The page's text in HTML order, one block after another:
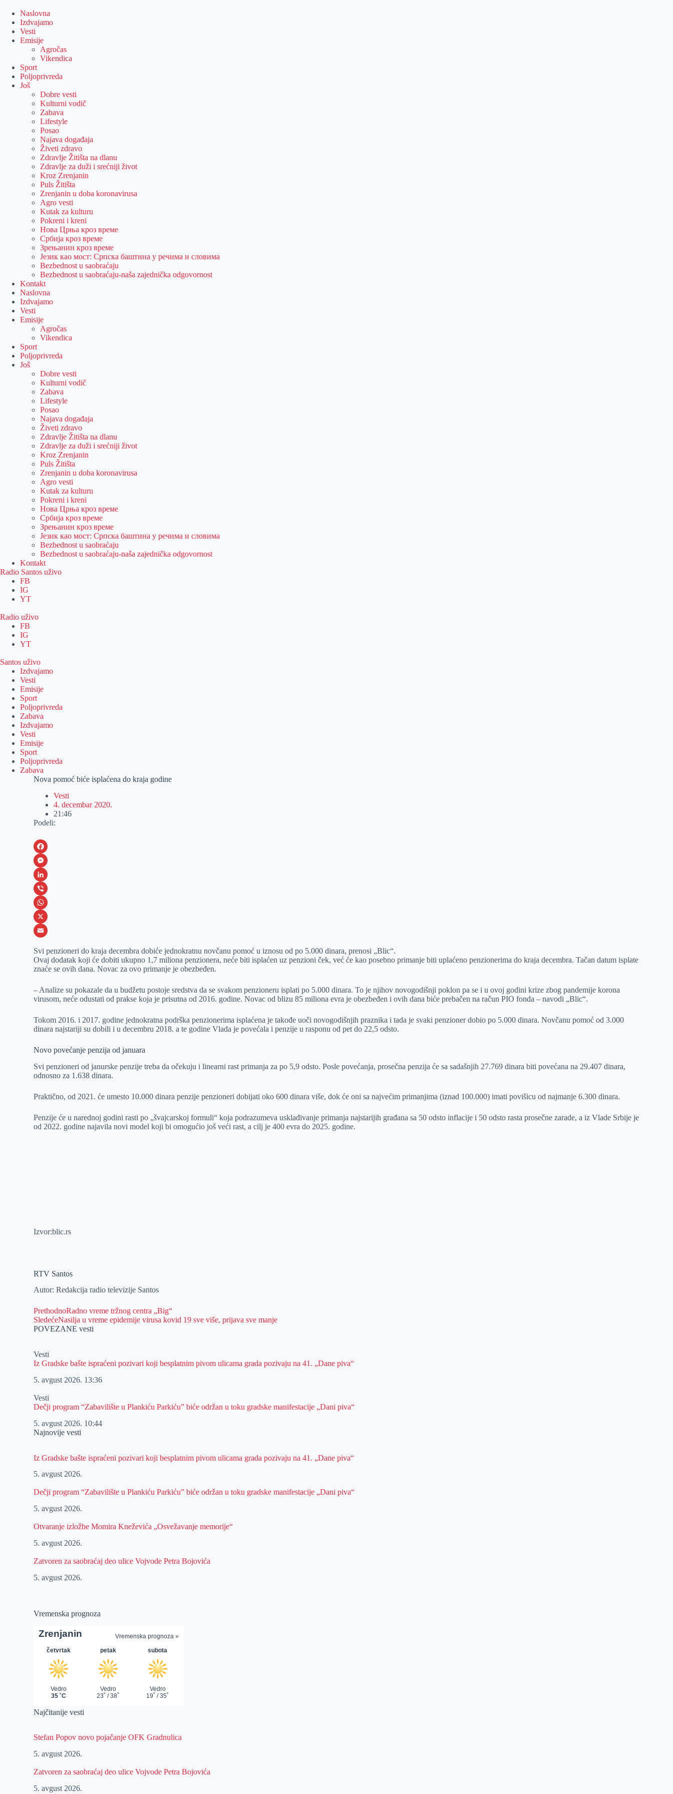
content
Naslovna
Izdvajamo
Vesti
Emisije
Agročas
Vikendica
Sport
Poljoprivreda
Još
Dobre vesti
Kulturni vodič
Zabava
Lifestyle
Posao
Najava događaja
Živeti zdravo
Zdravlje Žitišta na dlanu
Zdravlje za duži i srećniji život
Kroz Zrenjanin
Puls Žitišta
Zrenjanin u doba koronavirusa
Agro vesti
Kutak za kulturu
Pokreni i kreni
Нова Црња кроз време
Србија кроз време
Зрењанин кроз време
Језик као мост: Српска баштина у речима и словима
Bezbednost u saobraćaju
Bezbednost u saobraćaju-naša zajednička odgovornost
Kontakt
Naslovna
Izdvajamo
Vesti
Emisije
Agročas
Vikendica
Sport
Poljoprivreda
Još
Dobre vesti
Kulturni vodič
Zabava
Lifestyle
Posao
Najava događaja
Živeti zdravo
Zdravlje Žitišta na dlanu
Zdravlje za duži i srećniji život
Kroz Zrenjanin
Puls Žitišta
Zrenjanin u doba koronavirusa
Agro vesti
Kutak za kulturu
Pokreni i kreni
Нова Црња кроз време
Србија кроз време
Зрењанин кроз време
Језик као мост: Српска баштина у речима и словима
Bezbednost u saobraćaju
Bezbednost u saobraćaju-naša zajednička odgovornost
Kontakt
Radio Santos uživo
FB
IG
YT
Radio uživo
FB
IG
YT
Santos uživo
Izdvajamo
Vesti
Emisije
Sport
Poljoprivreda
Zabava
Izdvajamo
Vesti
Emisije
Sport
Poljoprivreda
Zabava
Nova pomoć biće isplaćena do kraja godine
Vesti
4. decembar 2020.
21:46
Podeli:
F
a
c
e
b
o
k
M
e
s
s
e
g
e
L
i
n
k
d
I
V
i
b
r
W
h
t
s
p
X
m
a
l
Svi penzioneri do kraja decembra dobiće jednokratnu novčanu pomoć u iznosu od po 5.000 dinara, prenosi „Blic“.
Ovaj dodatak koji će dobiti ukupno 1,7 miliona penzionera, neće biti isplaćen uz penzioni ček, već će kao posebno primanje biti uplaćeno penzionerima do kraja decembra. Tačan datum isplate
znaće se ovih dana. Novac za ovo primanje je obezbeđen.
– Analize su pokazale da u budžetu postoje sredstva da se svakom penzioneru isplati po 5.000 dinara. To je njihov novogodišnji poklon pa se i u ovoj godini krize zbog pandemije korona
virusom, neće odustati od prakse koja je prisutna od 2016. godine. Novac od blizu 85 miliona evra je obezbeđen i ovih dana biće prebačen na račun PIO fonda – navodi „Blic“.
Tokom 2016. i 2017. godine jednokratna podrška penzionerima isplaćena je takođe uoči novogodišnjih praznika i tada je svaki penzioner dobio po 5.000 dinara. Novčanu pomoć od 3.000
dinara najstariji su dobili i u decembru 2018. a te godine Vlada je povećala i penzije u rasponu od pet do 22,5 odsto.
Novo povećanje penzija od januara
Svi penzioneri od janurske penzije treba da očekuju i linearni rast primanja za po 5,9 odsto. Posle povećanja, prosečna penzija će sa sadašnjih 27.769 dinara biti povećana na 29.407 dinara,
odnosno za 1.638 dinara.
Praktično, od 2021. će umesto 10.000 dinara penzije penzioneri dobijati oko 600 dinara više, dok će oni sa najvećim primanjima (iznad 100.000) imati povišicu od najmanje 6.300 dinara.
Penzije će u narednoj godini rasti po „švajcarskoj formuli“ koja podrazumeva usklađivanje primanja najstarijih građana sa 50 odsto inflacije i 50 odsto rasta prosečne zarade, a iz Vlade Srbije je
od 2022. godine najavila novi model koji bi omogućio još veći rast, a cilj je 400 evra do 2025. godine.
Izvor:blic.rs
RTV Santos
Autor: Redakcija radio televizije Santos
PrethodnoRadno vreme tržnog centra „Big“
SledećeNasilja u vreme epidemije virusa kovid 19 sve više, prijava sve manje
POVEZANE vesti
Vesti
Iz Gradske bašte ispraćeni pozivari koji besplatnim pivom ulicama grada pozivaju na 41. „Dane piva“
5. avgust 2026. 13:36
Vesti
Dečji program “Zabavilište u Plankiću Parkiću” biće održan u toku gradske manifestacije „Dani piva“
5. avgust 2026. 10:44
Najnovije vesti
Iz Gradske bašte ispraćeni pozivari koji besplatnim pivom ulicama grada pozivaju na 41. „Dane piva“
5. avgust 2026.
Dečji program “Zabavilište u Plankiću Parkiću” biće održan u toku gradske manifestacije „Dani piva“
5. avgust 2026.
Otvaranje izložbe Momira Kneževića „Osvežavanje memorije“
5. avgust 2026.
Zatvoren za saobraćaj deo ulice Vojvode Petra Bojovića
5. avgust 2026.
Vremenska prognoza
Najčitanije vesti
Stefan Popov novo pojačanje OFK Gradnulica
5. avgust 2026.
Zatvoren za saobraćaj deo ulice Vojvode Petra Bojovića
5. avgust 2026.